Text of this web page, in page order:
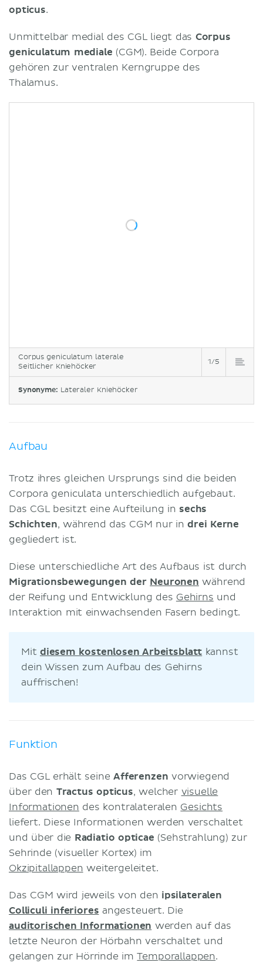
opticus.
Unmittelbar medial des CGL liegt das Corpus
geniculatum mediale (CGM). Beide Corpora
gehören zur ventralen Kerngruppe des
Thalamus.
Corpus geniculatum laterale
Seitlicher Kniehöcker
1/5
Synonyme: Lateraler Kniehöcker
Aufbau
Trotz ihres gleichen Ursprungs sind die beiden
Corpora geniculata unterschiedlich aufgebaut.
Das CGL besitzt eine Aufteilung in sechs
Schichten, während das CGM nur indrei Kerne
gegliedert ist.
Diese unterschiedliche Art des Aufbaus ist durch
Migrationsbewegungen der Neuronen während
der Reifung und Entwicklung des Gehirns und
Interaktion mit einwachsenden Fasern bedingt.
Mit diesem kostenlosen Arbeitsblatt kannst
dein Wissen zum Aufbau des Gehirns
auffrischen!
Funktion
Das CGL erhält seineAfferenzen vorwiegend
über den Tractus opticus, welcher visuelle
Informationen des kontralateralen Gesichts
liefert. Diese Informationen werden verschaltet
und über die Radiatio opticae (Sehstrahlung) zur
Sehrinde (visueller Kortex) im
Okzipitallappen weitergeleitet.
Das CGM wird jeweils von den ipsilateralen
Colliculi inferiores angesteuert. Die
auditorischen Informationen werden auf das
letzte Neuron der Hörbahn verschaltet und
gelangen zur Hörrinde imTemporallappen.